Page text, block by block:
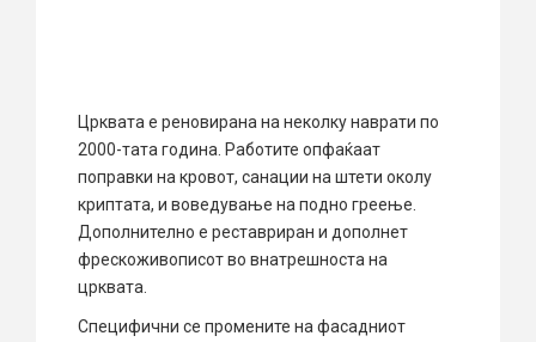
Црквата е реновирана на неколку наврати по
2000-тата година. Работите опфаќаат
поправки на кровот, санации на штети околу
криптата, и воведување на подно греење.
Дополнително е реставриран и дополнет
фрескоживописот во внатрешноста на
црквата.
Специфични се промените на фасадниот